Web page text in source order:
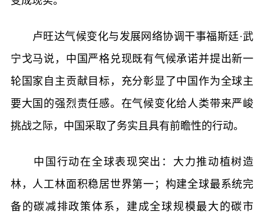
卢旺达气候变化与发展网络协调干事福斯廷·武
宁戈马说，中国严格兑现既有气候承诺并提出新一
轮国家自主贡献目标，充分彰显了中国作为全球主
要大国的强烈责任感。在气候变化给人类带来严峻
挑战之际，中国采取了务实且具有前瞻性的行动。
中国行动在全球表现突出：大力推动植树造
林，人工林面积稳居世界第一；构建全球最系统完
备的碳减排政策体系，建成全球规模最大的碳市